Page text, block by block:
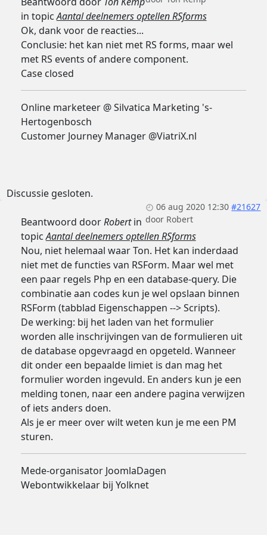
in topicAantal deelnemers optellen RSforms
Ok, dank voor de reacties...
Conclusie: het kan niet met RS forms, maar wel
met RS events of andere component.
Case closed
Online marketeer @ Silvatica Marketing 's-
Hertogenbosch
Customer Journey Manager @ViatriX.nl
Discussie gesloten.
06 aug 2020 12:30 #21627
door Robert
Beantwoord doorRobertin
topicAantal deelnemers optellen RSforms
Nou, niet helemaal waar Ton. Het kan inderdaad
niet met de functies van RSForm. Maar wel met
een paar regels Php en een database-query. Die
combinatie aan codes kun je wel opslaan binnen
RSForm (tabblad Eigenschappen --> Scripts).
De werking: bij het laden van het formulier
worden alle inschrijvingen van de formulieren uit
de database opgevraagd en opgeteld. Wanneer
dit onder een bepaalde limiet is dan mag het
formulier worden ingevuld. En anders kun je een
melding tonen, naar een andere pagina verwijzen
of iets anders doen.
Als je er meer over wilt weten kun je me een PM
sturen.
Mede-organisator JoomlaDagen
Webontwikkelaar bij Yolknet